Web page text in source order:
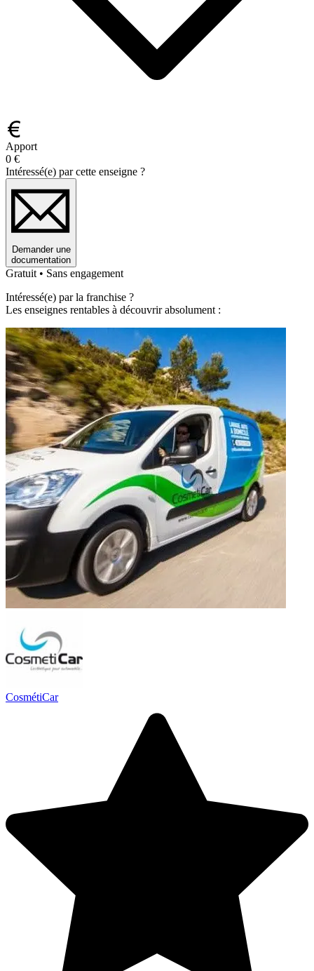
Apport
0 €
Intéressé(e) par cette enseigne ?
Demander une
documentation
Gratuit • Sans engagement
Intéressé(e) par la franchise ?
Les enseignes rentables à découvrir absolument :
CosmétiCar